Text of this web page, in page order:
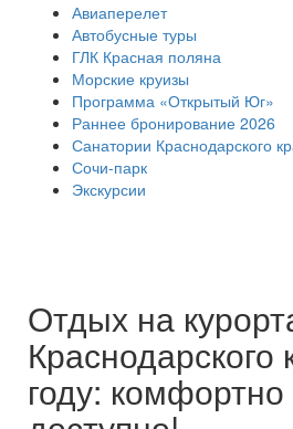
Авиаперелет
Автобусные туры
ГЛК Красная поляна
Морские круизы
Программа «Открытый Юг»
Раннее бронирование 2026
Санатории Краснодарского
Сочи-парк
Экскурсии
Отдых на
Краснодарского
году: комфортно